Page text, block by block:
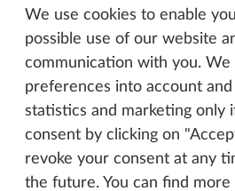
We use cookies to enable
possible use of our website
communication with you. We
preferences into account
statistics and marketing only
consent by clicking on
revoke your consent at any
the future. You can find